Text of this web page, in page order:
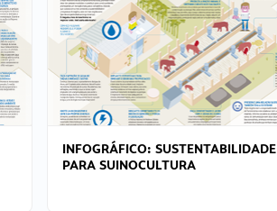
INFOGRÁFICO: SUSTENTABILIDADE
PARA SUINOCULTURA